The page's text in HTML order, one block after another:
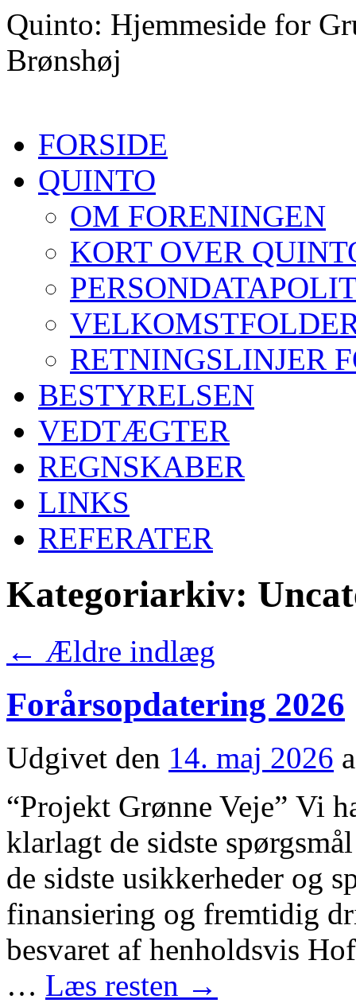
Hop
til
indhold
Quinto: Hjemmeside for
Brønshøj
FORSIDE
QUINTO
OM FORENINGEN
KORT OVER
RETNINGSLINJER
BESTYRELSEN
VEDTÆGTER
REGNSKABER
LINKS
REFERATER
Kategoriarkiv:
← Ældre indlæg
Forårsopdatering 2026
Udgivet den 14. maj 2026
“Projekt Grønne Veje” Vi
klarlagt de sidste
de sidste usikkerheder og
finansiering og fremtidig
besvaret af henholdsvis
… Læs resten →